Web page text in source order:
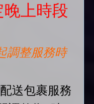
上時段
調整服務時
送包裹服務